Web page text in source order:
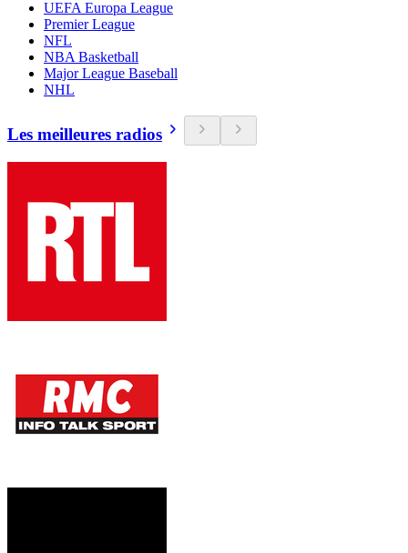
UEFA Europa League
Premier League
NFL
NBA Basketball
Major League Baseball
NHL
Les meilleures radios